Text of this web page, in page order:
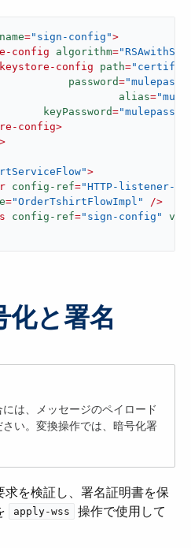
name="sign-config">
config algorithm=
config path=
password=
alias=
keyPassword=
config>
>
>
config-ref="HTTP-listener-
="OrderTshirtFlowImpl"
/>
config-ref="sign-config"
化と署名
は、メッセージのペイロード
い。変換操作では、暗号化署
を検証し、署名証明書を保
apply-wss
​ 操作で使用して